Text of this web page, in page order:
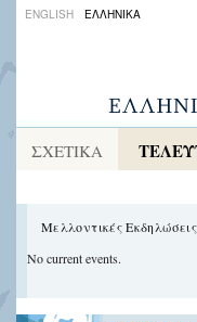
ENGLISH ΕΛΛΗΝΙΚΑ
ΣΧΕΤΙΚΑ
Μελλοντικές Εκδηλώσεις
No current events.